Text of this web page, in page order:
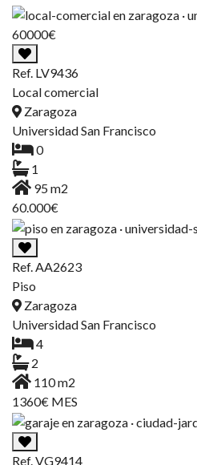
Ref. LV9436
Local comercial
Zaragoza
Universidad San Francisco
0
1
95 m2
60.000€
Ref. AA2623
Piso
Zaragoza
Universidad San Francisco
4
2
110 m2
1360€ MES
Ref. VG9414